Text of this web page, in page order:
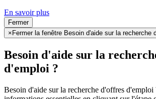
En savoir plus
Fermer
× Fermer la fenêtre Besoin d'aide sur la recherche
Besoin d'aide sur la
d'emploi ?
Besoin d'aide sur la recherche d'offres d'emploi